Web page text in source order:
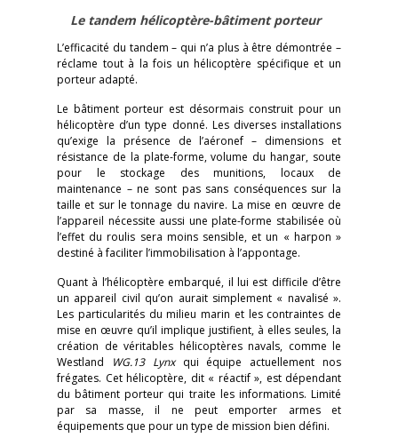
Le tandem hélicoptère-bâtiment porteur
L’efficacité du tandem – qui n’a plus à être démontrée –
réclame tout à la fois un hélicoptère spécifique et un
porteur adapté.
Le bâtiment porteur est désormais construit pour un
hélicoptère d’un type donné. Les diverses installations
qu’exige la présence de l’aéronef – dimensions et
résistance de la plate-forme, volume du hangar, soute
pour le stockage des munitions, locaux de
maintenance – ne sont pas sans conséquences sur la
taille et sur le tonnage du navire. La mise en œuvre de
l’appareil nécessite aussi une plate-forme stabilisée où
l’effet du roulis sera moins sensible, et un « harpon »
destiné à faciliter l’immobilisation à l’appontage.
Quant à l’hélicoptère embarqué, il lui est difficile d’être
un appareil civil qu’on aurait simplement « navalisé ».
Les particularités du milieu marin et les contraintes de
mise en œuvre qu’il implique justifient, à elles seules, la
création de véritables hélicoptères navals, comme le
Westland
WG.13 Lynxqui équipe actuellement nos
frégates. Cet hélicoptère, dit « réactif », est dépendant
du bâtiment porteur qui traite les informations. Limité
par sa masse, il ne peut emporter armes et
équipements que pour un type de mission bien défini.